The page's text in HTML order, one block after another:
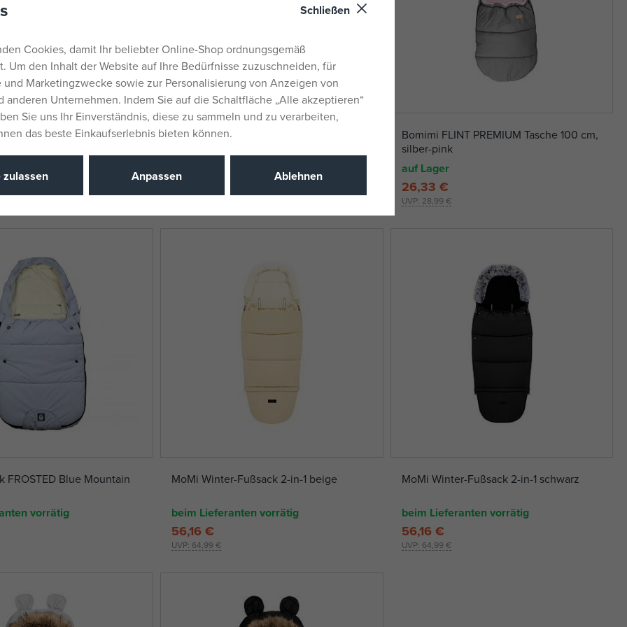
PREMIUM Tasche 100 cm,
Beztroska Fußsack mit Fell, 100 cm,
Bomimi FLINT PREMIUM Tasche 100 cm,
silber-pink
auf Lager
UVP: 28,99 €
26,33 €
FROSTED Blue Mountain
vorrätig
MoMi Winter-Fußsack 2-in-1 beige
beim Lieferanten vorrätig
UVP: 64,99 €
56,16 €
MoMi Winter-Fußsack 2-in-1 schwarz
beim Lieferanten vorrätig
UVP: 64,99 €
56,16 €
Schließen
Cookies, damit Ihr beliebter Online-Shop ordnungsgemäß
Um den Inhalt der Website auf Ihre Bedürfnisse zuzuschneiden, für
und Marketingzwecke sowie zur Personalisierung von Anzeigen von
anderen Unternehmen. Indem Sie auf die Schaltfläche „Alle akzeptieren“
Sie uns Ihr Einverständnis, diese zu sammeln und zu verarbeiten,
das beste Einkaufserlebnis bieten können.
zulassen Anpassen Ablehnen